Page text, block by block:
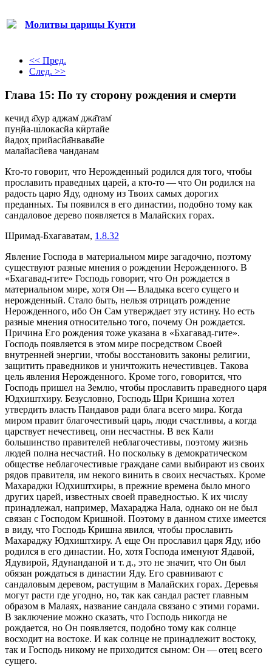
Молитвы царицы Кунти
<< Пред.
След. >>
Глава 15: По ту сторону рождения и смерти
кечид а̄хур аджам̇ джа̄там̇
пун̣йа-ш́локасйа кӣртайе
йадох̣ прийасйа̄нвава̄йе
малайасйева чанданам
Кто-то говорит, что Нерожденный родился для того, чтобы
прославить праведных царей, а кто-то — что Он родился на
радость царю Яду, одному из Твоих самых дорогих
преданных. Ты появился в его династии, подобно тому как
сандаловое дерево появляется в Малайских горах.
Шримад-Бхагаватам, 1.8.32
Явление Господа в материальном мире загадочно, поэтому
существуют разные мнения о рождении Нерожденного. В
«Бхагавад-гите» Господь говорит, что Он рождается в
материальном мире, хотя Он — Владыка всего сущего и
нерожденный. Стало быть, нельзя отрицать рождение
Нерожденного, ибо Он Сам утверждает эту истину. Но есть
разные мнения относительно того, почему Он рождается.
Причина Его рождения тоже указана в «Бхагавад-гите».
Господь появляется в этом мире посредством Своей
внутренней энергии, чтобы восстановить законы религии,
защитить праведников и уничтожить нечестивцев. Такова
цель явления Нерожденного. Кроме того, говорится, что
Господь пришел на Землю, чтобы прославить праведного царя
Юдхиштхиру. Безусловно, Господь Шри Кришна хотел
утвердить власть Пандавов ради блага всего мира. Когда
миром правит благочестивый царь, люди счастливы, а когда
царствует нечестивец, они несчастны. В век Кали
большинство правителей неблагочестивы, поэтому жизнь
людей полна несчастий. Но поскольку в демократическом
обществе неблагочестивые граждане сами выбирают из своих
рядов правителя, им некого винить в своих несчастьях. Кроме
Махараджи Юдхиштхиры, в прежние времена было много
других царей, известных своей праведностью. К их числу
принадлежал, например, Махараджа Нала, однако он не был
связан с Господом Кришной. Поэтому в данном стихе имеется
в виду, что Господь Кришна явился, чтобы прославить
Махараджу Юдхиштхиру. А еще Он прославил царя Яду, ибо
родился в его династии. Но, хотя Господа именуют Ядавой,
Ядувирой, Ядунанданой и т. д., это не значит, что Он был
обязан рождаться в династии Яду. Его сравнивают с
сандаловым деревом, растущим в Малайских горах. Деревья
могут расти где угодно, но, так как сандал растет главным
образом в Малаях, название сандала связано с этими горами.
В заключение можно сказать, что Господь никогда не
рождается, но Он появляется, подобно тому как солнце
восходит на востоке. И как солнце не принадлежит востоку,
так и Господь никому не приходится сыном: Он — отец всего
сущего.